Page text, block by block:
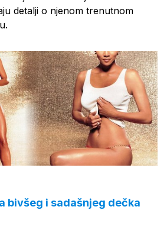
detalji o njenom trenutnom
bivšeg i sadašnjeg dečka